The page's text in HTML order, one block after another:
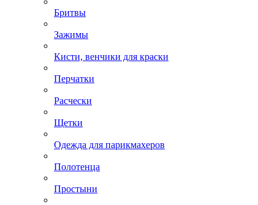
Бритвы
Зажимы
Кисти, венчики для краски
Перчатки
Расчески
Щетки
Одежда для парикмахеров
Полотенца
Простыни